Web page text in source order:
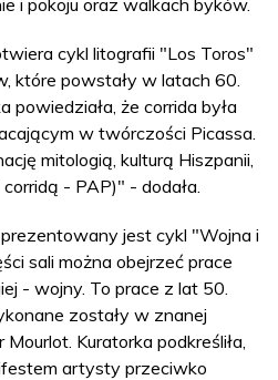
cykl litografii "Los Toros"
które powstały w latach 60.
powiedziała, że corrida była
w twórczości Picassa.
mitologią, kulturą Hiszpanii,
- PAP)" - dodała.
jest cykl "Wojna i
sali można obejrzeć prace
- wojny. To prace z lat 50.
zostały w znanej
Kuratorka podkreśliła,
artysty przeciwko